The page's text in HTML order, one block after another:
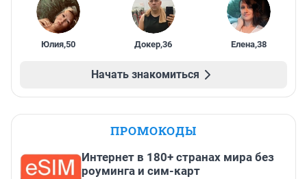
Юлия,50 Докер,36 Елена,38
Начать знакомиться
ПРОМОКОДЫ
Интернет в 180+ странах мира без
роуминга и сим-карт